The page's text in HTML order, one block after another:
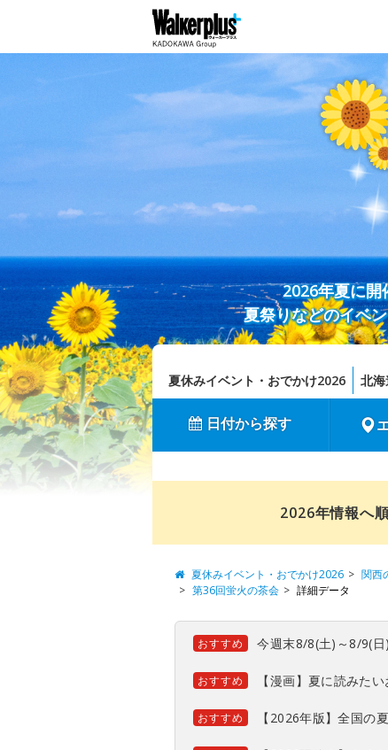
2026年夏に開
夏祭りなどのイベ
夏休みイベント・おでかけ2026 北
日付から探す
2026年情報へ
夏休みイベント・おでかけ2026 関西
第36回蛍火の茶会
詳細データ
おすすめ 今週末8/8(土)～8/9(
おすすめ 【漫画】夏に読みた
おすすめ 【2026年版】全国の